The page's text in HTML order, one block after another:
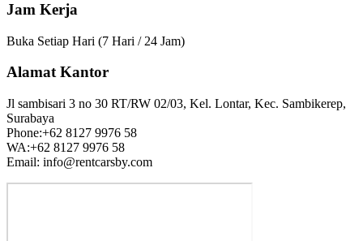
Jam Kerja
Buka Setiap Hari (7 Hari / 24 Jam)
Alamat Kantor
Jl sambisari 3 no 30 RT/RW 02/03, Kel. Lontar, Kec. Sambikerep,
Surabaya
Phone:+62 8127 9976 58
WA:+62 8127 9976 58
Email: info@rentcarsby.com